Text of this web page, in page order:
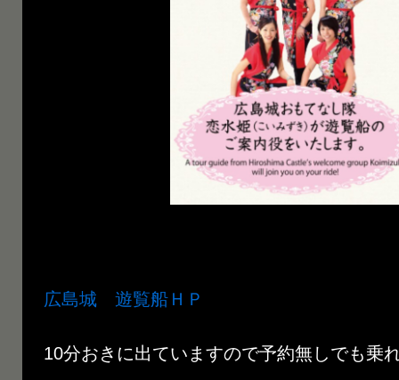
広島城 遊覧船ＨＰ
10分おきに出ていますので予約無しでも乗